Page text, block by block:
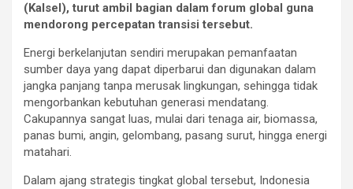
(Kalsel), turut ambil bagian dalam forum global guna
mendorong percepatan transisi tersebut.
Energi berkelanjutan sendiri merupakan pemanfaatan
sumber daya yang dapat diperbarui dan digunakan dalam
jangka panjang tanpa merusak lingkungan, sehingga tidak
mengorbankan kebutuhan generasi mendatang.
Cakupannya sangat luas, mulai dari tenaga air, biomassa,
panas bumi, angin, gelombang, pasang surut, hingga energi
matahari.
Dalam ajang strategis tingkat global tersebut, Indonesia